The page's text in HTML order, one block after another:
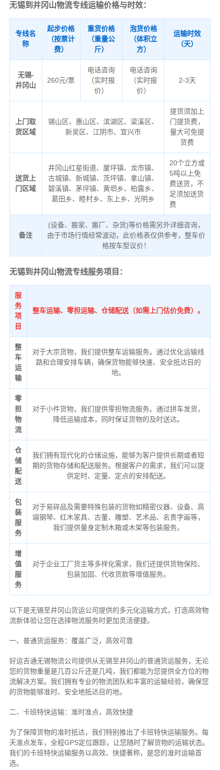
无锡到井冈山物流专线运输价格与时效：
专线名
称
起步价格
（按票计
费）
重货价格
（重量公
斤）
泡货价格
（体积立
方）
运输时效
（天）
无锡-
井冈山
260元/票
电话咨询
（实时报
价）
电话咨询
（实时报
价）
2-3天
上门取
货区域
锡山区、惠山区、滨湖区、梁溪区、
新吴区、江阴市、宜兴市
提货须加上
门提货费，
量大可免提
货费
送货上
门区域
井冈山红星街道、厦坪镇、龙市镇、
古城镇、新城镇、茨坪镇、拿山镇、
碧溪镇、茅坪镇、黄垇乡、柏露乡、
葛田乡、睦村乡、东上乡、光明乡
20个立方或
5吨以上免
费送货，不
足须加送货
费
备注
(设备、搬家、搬厂、杂货)等价格需另外详细咨询，
由于市场行情经常波动，此价格表仅供参考，整车价
格按车型议价！
无锡到井冈山物流专线服务项目：
服
务
项
目
整车运输、零担运输、仓储配送（如需上门估价免费）。
整
车
运
输
对于大宗货物，我们提供整车运输服务。通过优化运输线
路和合理安排车辆，确保货物能够快速、安全抵达目的
地。
零
担
物
流
对于小件货物，我们提供零担物流服务。通过拼车发货，
降低运输成本，同时保证货物的及时送达。
仓
储
配
送
我们拥有现代化的仓储设施，能够为客户提供长期或者短
期的货物存储和配送服务。根据客户的需求，我们可以提
供定时、定量、定点的安排配送。
包
装
服
务
对于易碎品及需要特殊包装的货物如精密仪器、设备、高
端钢琴、红木家具、古董、雕塑、艺术品、名贵字画等，
我们提供量身定制木箱或木架等包装服务。
增
值
服
务
对于企业工厂货主等多样化需求，我们还提供货物保险、
包装加固、代收货款等增值服务。
以下是无锡至井冈山货运公司提供的多元化运输方式，打造高效物
流新体验让您在选择物流服务时更加灵活便捷。
一、普通货运服务：覆盖广泛，高效可靠
好运吉通无锡物流公司提供从无锡至井冈山的普通货运服务，无论
您的货物重量是几百公斤还是几吨，我们都能为您提供全方位的物
流解决方案。我们拥有专业的物流团队和丰富的运输经验，确保您
的货物能够准时、安全地抵达目的地。
二、卡班特快运输：准时准点，高效快捷
为了保障货物的准时抵达，我们特别推出了卡班特快运输服务。每
天准点发车，全程GPS定位跟踪，让您随时了解货物的运输状态。
我们的卡班特快运输服务以高效、快捷著称，是您的准时运输首
选。